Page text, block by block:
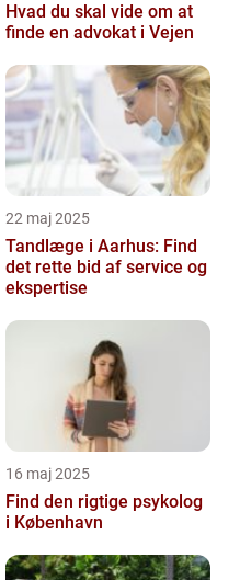
Hvad du skal vide om at
finde en advokat i Vejen
22 maj 2025
Tandlæge i Aarhus: Find
det rette bid af service og
ekspertise
16 maj 2025
Find den rigtige psykolog
i København